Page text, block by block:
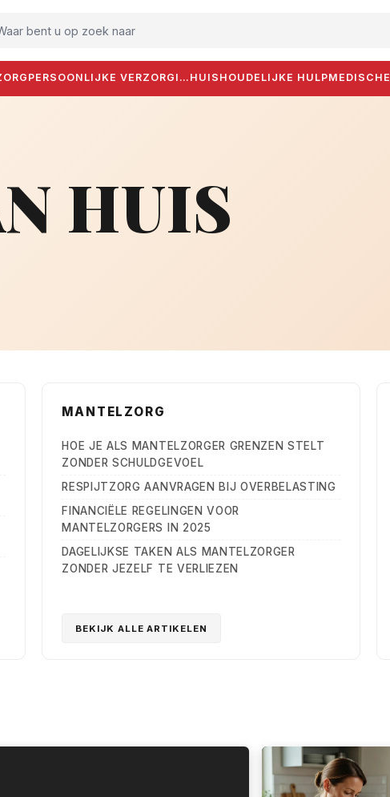
bent u op zoek naar
PERSOONLIJKE VERZORGI… HUISHOUDELIJKE HULPMEDISCHE
HUIS
MANTELZORG
HOE JE ALS MANTELZORGER GRENZEN STELT
ZONDER SCHULDGEVOEL
RESPIJTZORG AANVRAGEN BIJ OVERBELASTING
FINANCIËLE REGELINGEN VOOR
MANTELZORGERS IN 2025
DAGELIJKSE TAKEN ALS MANTELZORGER
ZONDER JEZELF TE VERLIEZEN
BEKIJK ALLE ARTIKELEN